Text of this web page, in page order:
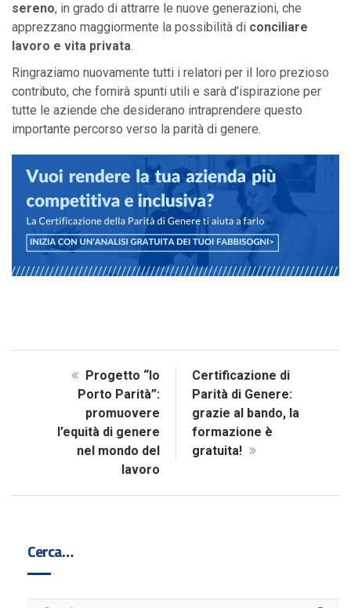
sereno, in grado di attrarre le nuove generazioni, che
apprezzano maggiormente la possibilità di conciliare
lavoro e vita privata.
Ringraziamo nuovamente tutti i relatori per il loro prezioso
contributo, che fornirà spunti utili e sarà d’ispirazione per
tutte le aziende che desiderano intraprendere questo
importante percorso verso la parità di genere.
Progetto “Io
Porto Parità”:
promuovere
l’equità di genere
nel mondo del
lavoro
Certificazione di
Parità di Genere:
grazie al bando, la
formazione è
gratuita!
Cerca…